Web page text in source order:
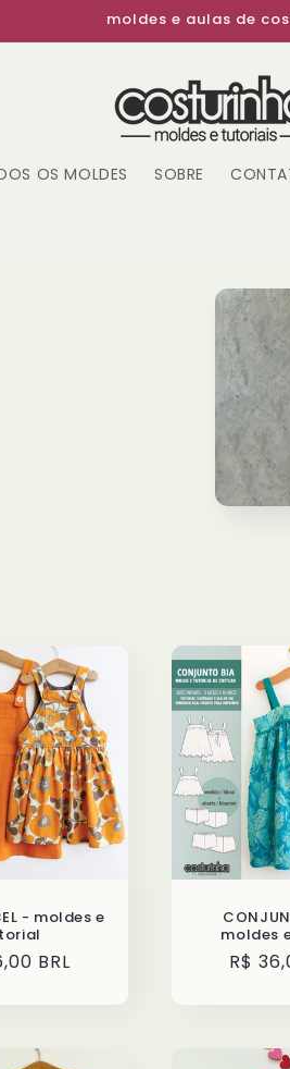
moldes e aulas de
OS MOLDES SOBRE
- moldes e
BRL
moldes
Preço
R$